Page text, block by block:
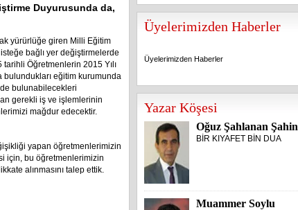
Duyurusunda da,
yürürlüğe giren Milli Eğitim
bağlı yer değiştirmelerde
tarihli Öğretmenlerin 2015 Yılı
bulundukları eğitim kurumunda
bulunabilecekleri
gerekli iş ve işlemlerinin
mağdur edecektir.
yapan öğretmenlerimizin
için, bu öğretmenlerimizin
alınmasını talep ettik.
Üyelerimizden Haberler
Üyelerimizden Haberler
Yazar Köşesi
Oğuz Şahlanan Şahin
BİR KIYAFET BİN DUA
Muammer Soylu